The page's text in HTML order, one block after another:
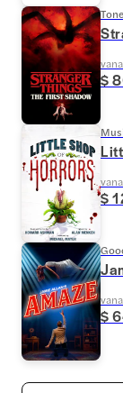
$
$
$